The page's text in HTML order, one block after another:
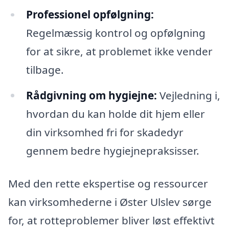
Professionel opfølgning:
Regelmæssig kontrol og opfølgning
for at sikre, at problemet ikke vender
tilbage.
Rådgivning om hygiejne: Vejledning i,
hvordan du kan holde dit hjem eller
din virksomhed fri for skadedyr
gennem bedre hygiejnepraksisser.
Med den rette ekspertise og ressourcer
kan virksomhederne i Øster Ulslev sørge
for, at rotteproblemer bliver løst effektivt